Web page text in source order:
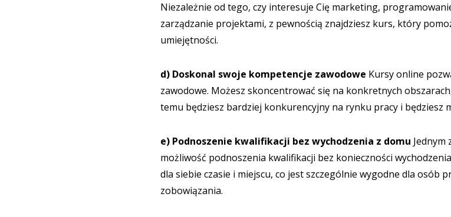
Niezależnie od tego, czy interesuje Cię marketing,
zarządzanie projektami, z pewnością znajdziesz kurs, który
umiejętności.
d) Doskonal swoje kompetencje zawodowe Kursy online
zawodowe. Możesz skoncentrować się na konkretnych
temu będziesz bardziej konkurencyjny na rynku pracy i będziesz
e) Podnoszenie kwalifikacji bez wychodzenia z domu
możliwość podnoszenia kwalifikacji bez konieczności
dla siebie czasie i miejscu, co jest szczególnie wygodne dla osób
zobowiązania.